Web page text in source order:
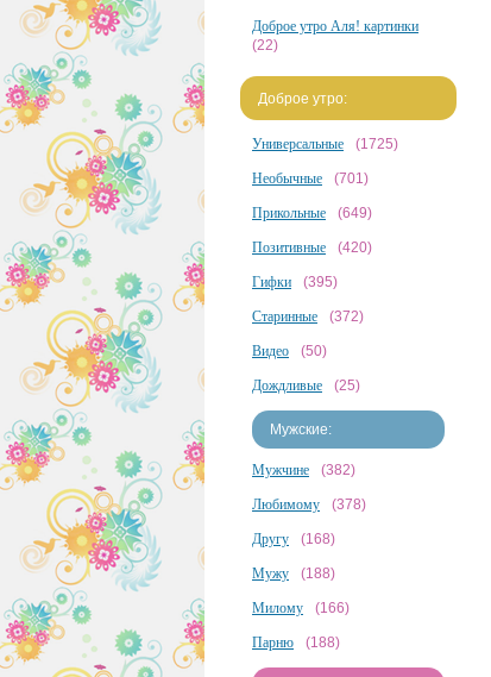
Доброе утро Аля! картинки
(22)
Доброе утро:
Универсальные (1725)
Необычные (701)
Прикольные (649)
Позитивные (420)
Гифки (395)
Старинные (372)
Видео (50)
Дождливые (25)
Мужские:
Мужчине (382)
Любимому (378)
Другу (168)
Мужу (188)
Милому (166)
Парню (188)